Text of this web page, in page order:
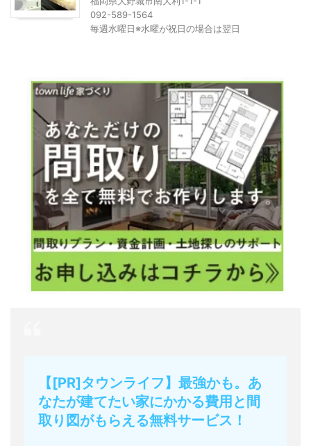
092-589-1564
毎週水曜日※水曜が祝日の場合は翌日
【[PR]タウンライフ】最強かも。あ
なたが建てたい家にかかる費用と間
取り図がもらえる無料サービス！